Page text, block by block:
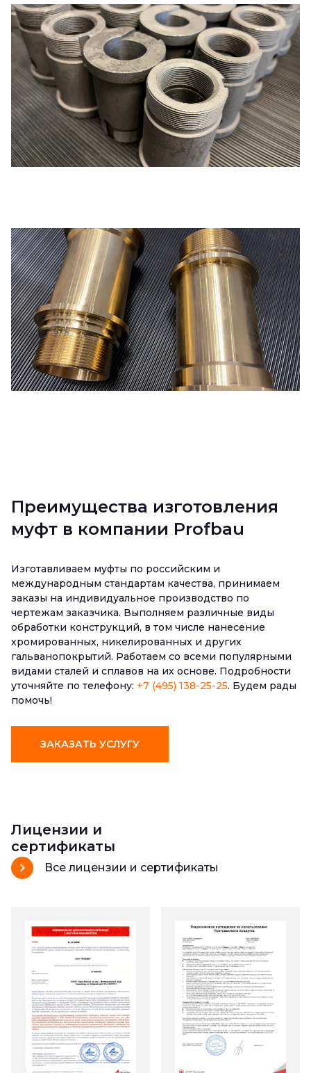
Преимущества изготовления
муфт в компании Profbau
Изготавливаем муфты по российским и
международным стандартам качества, принимаем
заказы на индивидуальное производство по
чертежам заказчика. Выполняем различные виды
обработки конструкций, в том числе нанесение
хромированных, никелированных и других
гальванопокрытий. Работаем со всеми популярными
видами сталей и сплавов на их основе. Подробности
уточняйте по телефону: +7 (495) 138-25-25. Будем рады
помочь!
ЗАКАЗАТЬ УСЛУГУ
Лицензии и
сертификаты
Все лицензии и сертификаты